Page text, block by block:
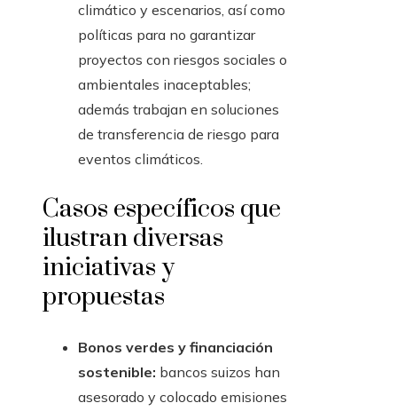
climático y escenarios, así como
políticas para no garantizar
proyectos con riesgos sociales o
ambientales inaceptables;
además trabajan en soluciones
de transferencia de riesgo para
eventos climáticos.
Casos específicos que
ilustran diversas
iniciativas y
propuestas
Bonos verdes y financiación
sostenible: bancos suizos han
asesorado y colocado emisiones